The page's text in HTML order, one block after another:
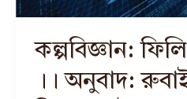
কল্পবিজ্ঞান:
।। অনুবাদ: